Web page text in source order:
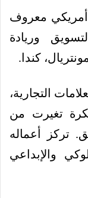
معروف
وريادة
التجارية،
تغيرت من
تركز أعماله
والإبداعي